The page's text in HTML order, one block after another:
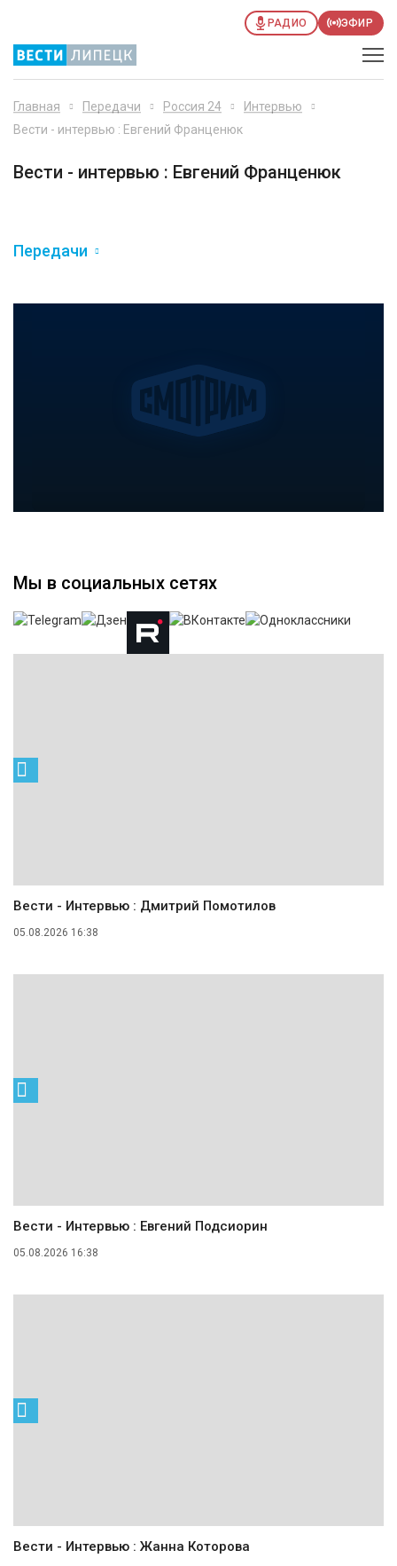
РАДИО ЭФИР
Главная Передачи Россия 24
Интервью
Вести - интервью : Евгений Франценюк
Вести - интервью : Евгений Франценюк
Передачи
Мы в социальных сетях
Вести - Интервью : Дмитрий Помотилов
05.08.2026 16:38
Вести - Интервью : Евгений Подсиорин
05.08.2026 16:38
Вести - Интервью : Жанна Которова